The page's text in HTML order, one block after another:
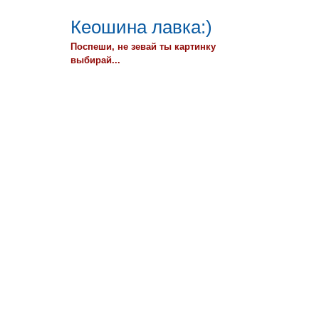
Кеошина лавка:)
Поспеши, не зевай ты картинку
выбирай...